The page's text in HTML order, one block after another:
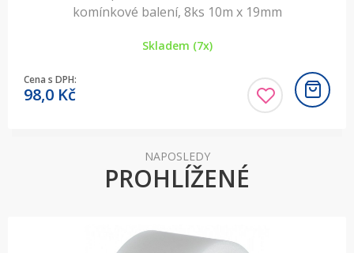
komínkové balení, 8ks 10m x 19mm
Skladem (7x)
Cena s DPH:
98,0 Kč
NAPOSLEDY
PROHLÍŽENÉ